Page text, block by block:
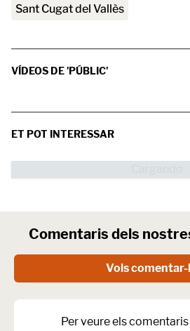
Sant Cugat del Vallès
VÍDEOS DE 'PÚBLIC'
ET POT INTERESSAR
Comentaris dels
Vols comentar-
Per veure els